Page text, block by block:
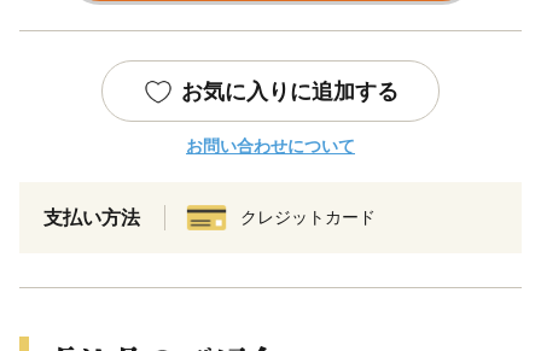
お気に入りに追加する
お問い合わせについて
支払い方法 クレジットカード